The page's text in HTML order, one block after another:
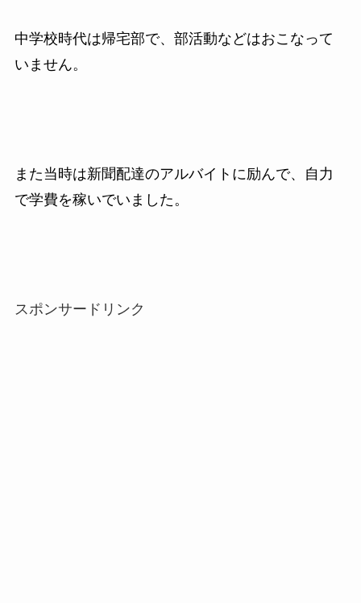
中学校時代は帰宅部で、部活動などはおこなって
いません。
また当時は新聞配達のアルバイトに励んで、自力
で学費を稼いでいました。
スポンサードリンク